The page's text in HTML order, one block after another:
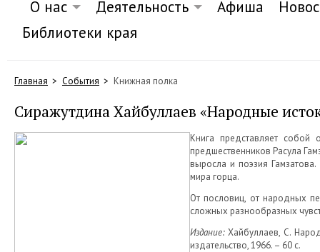
О нас Деятельность Афиша
Библиотеки края
Главная События Книжная полка
Сиражутдина Хайбуллаев «Народные
Книга представляет собой
предшественников Расула
выросла и поэзия
мира горца.
От пословиц, от народных
сложных разнообразных
Издание:Хайбуллаев, С.
издательство, 1966. – 60 с.